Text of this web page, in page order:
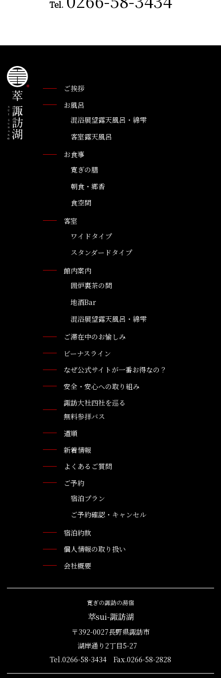
Tel.
ご挨拶
お風呂
混浴展望露天風呂・綿雫
客室露天風呂
お食事
寛ぎの膳
朝食・郷香
食空間
客室
ワイドタイプ
スタンダードタイプ
館内案内
囲炉裏茶の間
地酒Bar
混浴展望露天風呂・綿雫
ご滞在中のお愉しみ
ビーナスライン
なぜ公式サイトが一番お得なの？
安全・安心への取り組み
諏訪大社四社を巡る
無料参拝バス
道順
新着情報
よくあるご質問
ご予約
宿泊プラン
ご予約確認・キャンセル
宿泊約款
個人情報の取り扱い
会社概要
寛ぎの諏訪の湯宿
萃sui-諏訪湖
〒392-0027長野県諏訪市
湖岸通り2丁目5-27
Tel.0266-58-3434 Fax.0266-58-2828